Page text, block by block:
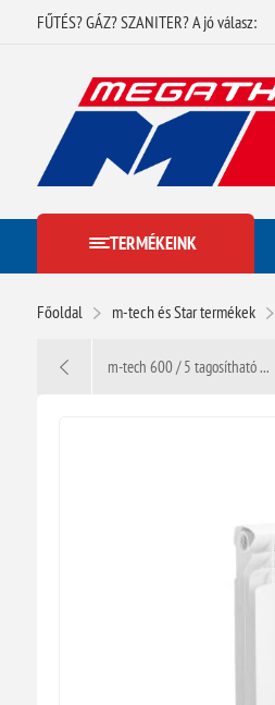
FŰTÉS? GÁZ? SZANITER? A jó válasz:
TERMÉKEINK
Főoldal m-tech és Star termékek
m-tech 600 / 5 tagosítható ...